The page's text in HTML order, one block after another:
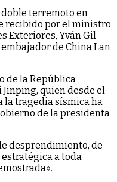
doble terremoto en
recibido por el ministro
Exteriores, Yván Gil
de China Lan
de la República
quien desde el
tragedia sísmica ha
de la presidenta
desprendimiento, de
a toda